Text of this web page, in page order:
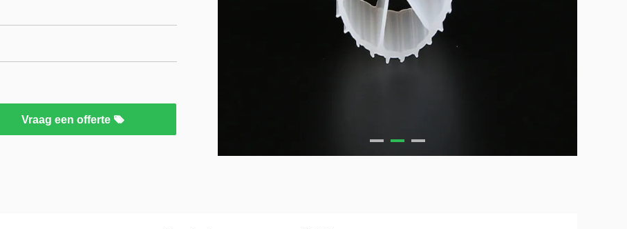
Vraag een offerte